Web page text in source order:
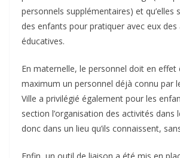
personnels supplémentaires) et qu’elles
des enfants pour pratiquer avec eux des
éducatives.
En maternelle, le personnel doit en effet
maximum un personnel déjà connu par
Ville a privilégié également pour les
section l’organisation des activités dans
donc dans un lieu qu’ils connaissent,